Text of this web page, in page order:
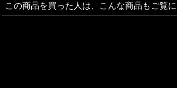
この商品を買った人は、こんな商品もご覧